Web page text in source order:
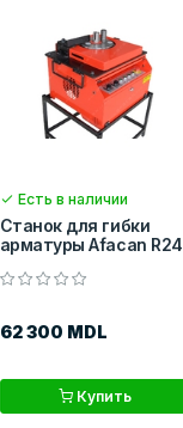
Есть в наличии
Станок для гибки
арматуры Afacan R24
62 300 MDL
Купить